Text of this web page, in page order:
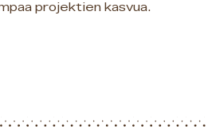
projektien kasvua.